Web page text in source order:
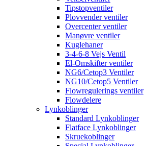
Tipstopventiler
Plovvender ventiler
Overcenter ventiler
Manøvre ventiler
Kuglehaner
3-4-6-8 Vejs Ventil
El-Omskifter ventiler
NG6/Cetop3 Ventiler
NG10/Cetop5 Ventiler
Flowregulerings ventiler
Flowdelere
Lynkoblinger
Standard Lynkoblinger
Flatface Lynkoblinger
Skruekoblinger